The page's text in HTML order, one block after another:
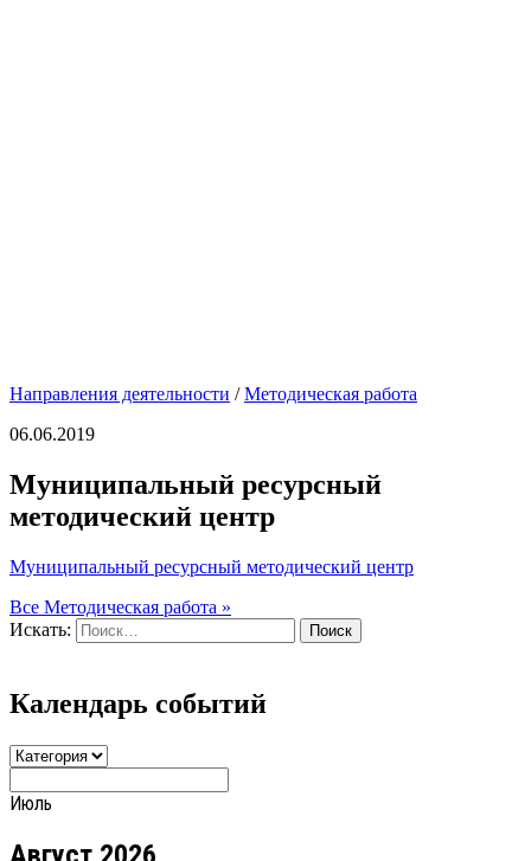
Направления деятельности /Методическая работа
06.06.2019
Муниципальный ресурсный
методический центр
Муниципальный ресурсный методический центр
Все Методическая работа »
Искать:
Поиск
Календарь событий
Июль